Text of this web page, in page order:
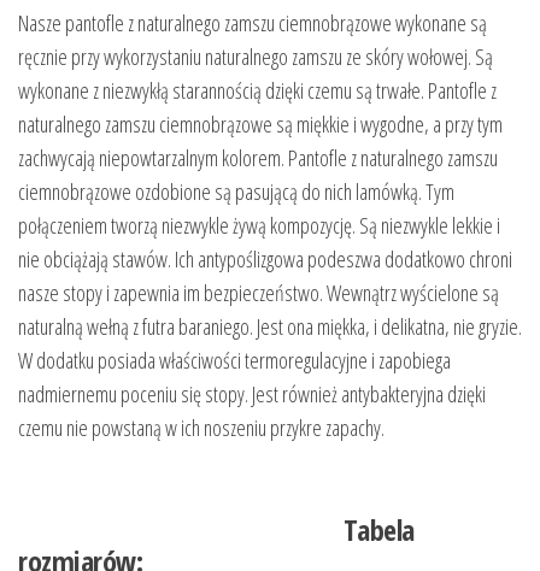
Nasze pantofle z naturalnego zamszu ciemnobrązowe wykonane są
ręcznie przy wykorzystaniu naturalnego zamszu ze skóry wołowej. Są
wykonane z niezwykłą starannością dzięki czemu są trwałe. Pantofle z
naturalnego zamszu ciemnobrązowe są miękkie i wygodne, a przy tym
zachwycają niepowtarzalnym kolorem. Pantofle z naturalnego zamszu
ciemnobrązowe ozdobione są pasującą do nich lamówką. Tym
połączeniem tworzą niezwykle żywą kompozycję. Są niezwykle lekkie i
nie obciążają stawów. Ich antypoślizgowa podeszwa dodatkowo chroni
nasze stopy i zapewnia im bezpieczeństwo. Wewnątrz wyścielone są
naturalną wełną z futra baraniego. Jest ona miękka, i delikatna, nie gryzie.
W dodatku posiada właściwości termoregulacyjne i zapobiega
nadmiernemu poceniu się stopy. Jest również antybakteryjna dzięki
czemu nie powstaną w ich noszeniu przykre zapachy.
Tabela
rozmiarów: